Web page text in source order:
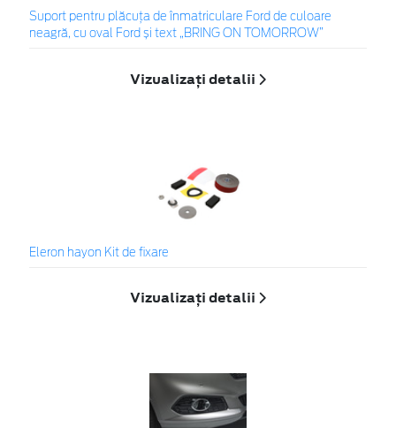
Suport pentru plăcuța de înmatriculare Ford de culoare
neagră, cu oval Ford și text „BRING ON TOMORROW”
Vizualizați detalii
Eleron hayon Kit de fixare
Vizualizați detalii